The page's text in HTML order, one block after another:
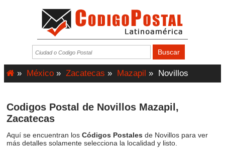
» México » Zacatecas » Mazapil » Novillos
Codigos Postal de Novillos Mazapil,
Zacatecas
Aquí se encuentran los Códigos Postales de Novillos para ver
más detalles solamente selecciona la localidad y listo.